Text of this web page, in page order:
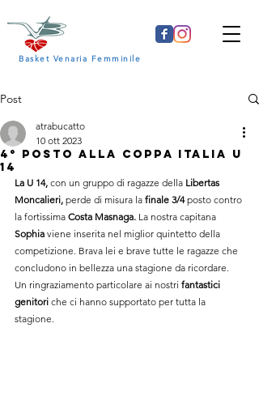
Basket Venaria Femminile
Post
4° posto alla Coppa Italia U
14
atrabucatto
10 ott 2023
La U 14, con un gruppo di ragazze della Libertas
Moncalieri, perde di misura la finale 3/4 posto contro
la fortissima Costa Masnaga. La nostra capitana
Sophia viene inserita nel miglior quintetto della
competizione. Brava lei e brave tutte le ragazze che
concludono in bellezza una stagione da ricordare.
Un ringraziamento particolare ai nostri fantastici
genitori che ci hanno supportato per tutta la
stagione.